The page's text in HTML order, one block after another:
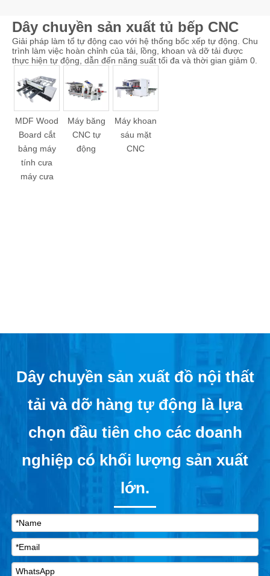
Dây chuyền sản xuất tủ bếp CNC
Giải pháp làm tổ tự động cao với hệ thống bốc xếp tự động. Chu
trình làm việc hoàn chỉnh của tải, lồng, khoan và dỡ tải được
thực hiện tự động, dẫn đến năng suất tối đa và thời gian giảm 0.
MDF Wood
Board cắt
bảng máy
tính cưa
máy cưa
Máy băng
CNC tự
động
Máy khoan
sáu mặt
CNC
Dây chuyền sản xuất đồ nội thất
tải và dỡ hàng tự động là lựa
chọn đầu tiên cho các doanh
nghiệp có khối lượng sản xuất
lớn.